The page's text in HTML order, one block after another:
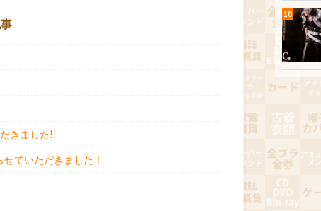
きました!!
ていただきました！